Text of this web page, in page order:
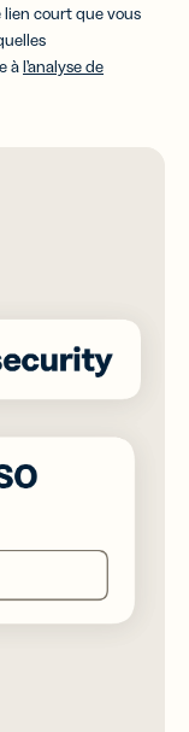
lien court que vous
àl’analyse de